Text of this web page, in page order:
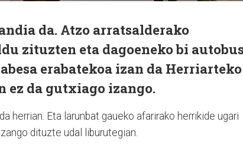
da. Atzo arratsalderako
zituzten eta dagoeneko bi
erabatekoa izan da Herriarteko
da gutxiago izango.
herrian. Eta larunbat gaueko afarirako herrikide ugari
dituzte udal liburutegian.